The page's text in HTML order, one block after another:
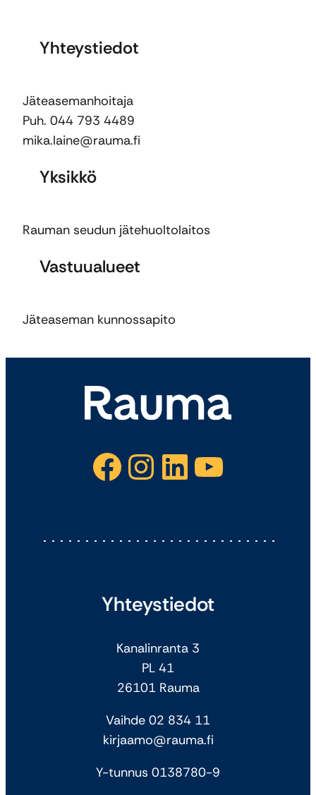
Yhteystiedot
Jäteasemanhoitaja
Puh. 044 793 4489
mika.laine@rauma.fi
Yksikkö
Rauman seudun jätehuoltolaitos
Vastuualueet
Jäteaseman kunnossapito
Facebook Instagram LinkedIn YouTube
Yhteystiedot
Kanalinranta 3
PL 41
26101 Rauma
Vaihde 02 834 11
kirjaamo@rauma.fi
Y-tunnus 0138780-9